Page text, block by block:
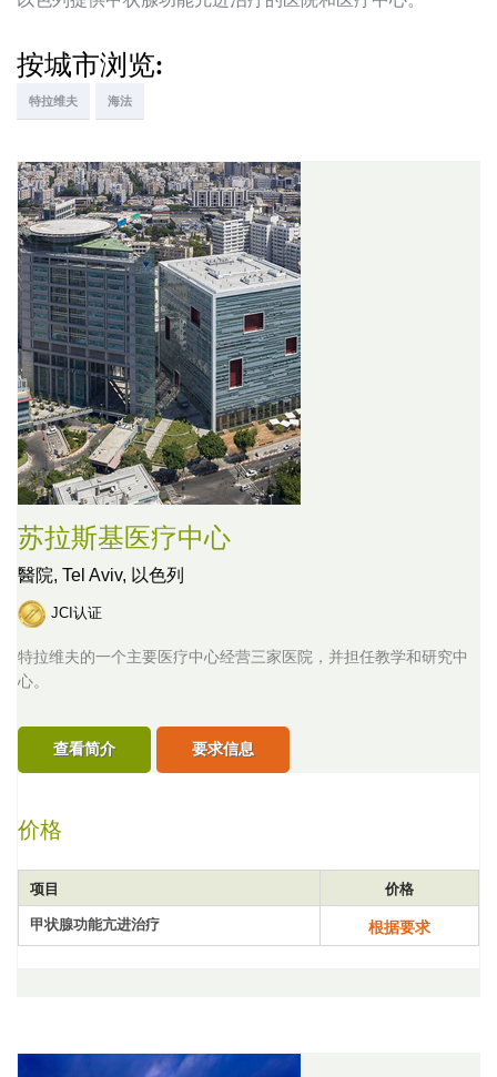
按城市浏览:
特拉维夫 海法
苏拉斯基医疗中心
醫院, Tel Aviv, 以色列
JCI认证
特拉维夫的一个主要医疗中心经营三家医院，并担任教学和研究中
心。
查看简介 要求信息
价格
项目 价格
甲状腺功能亢进治疗 根据要求